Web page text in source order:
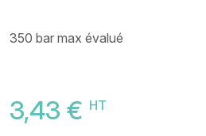
350 bar max évalué
3,43 € HT